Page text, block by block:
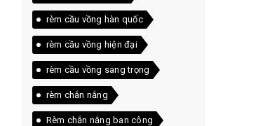
rèm cầu vồng hàn quốc
rèm cầu vồng hiện đại
rèm cầu vồng sang trọng
rèm chắn nắng
Rèm chắn nắng ban công